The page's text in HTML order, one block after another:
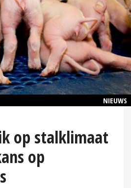
NIEUWS
op stalklimaat
op